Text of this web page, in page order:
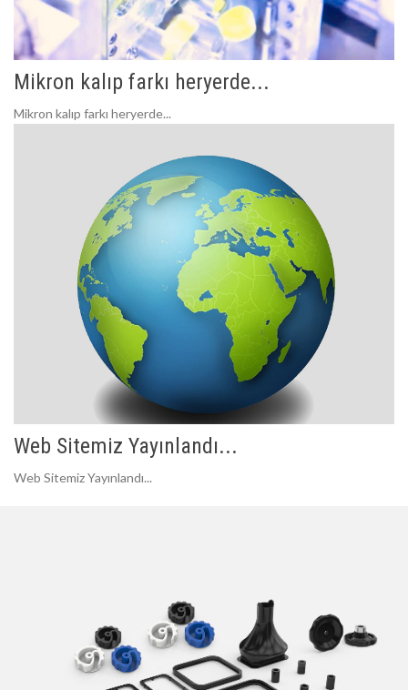
Mikron kalıp farkı heryerde...
Mikron kalıp farkı heryerde...
Web Sitemiz Yayınlandı...
Web Sitemiz Yayınlandı...